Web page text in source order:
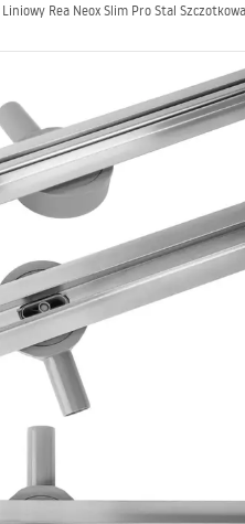
Liniowy Rea Neox Slim Pro Stal